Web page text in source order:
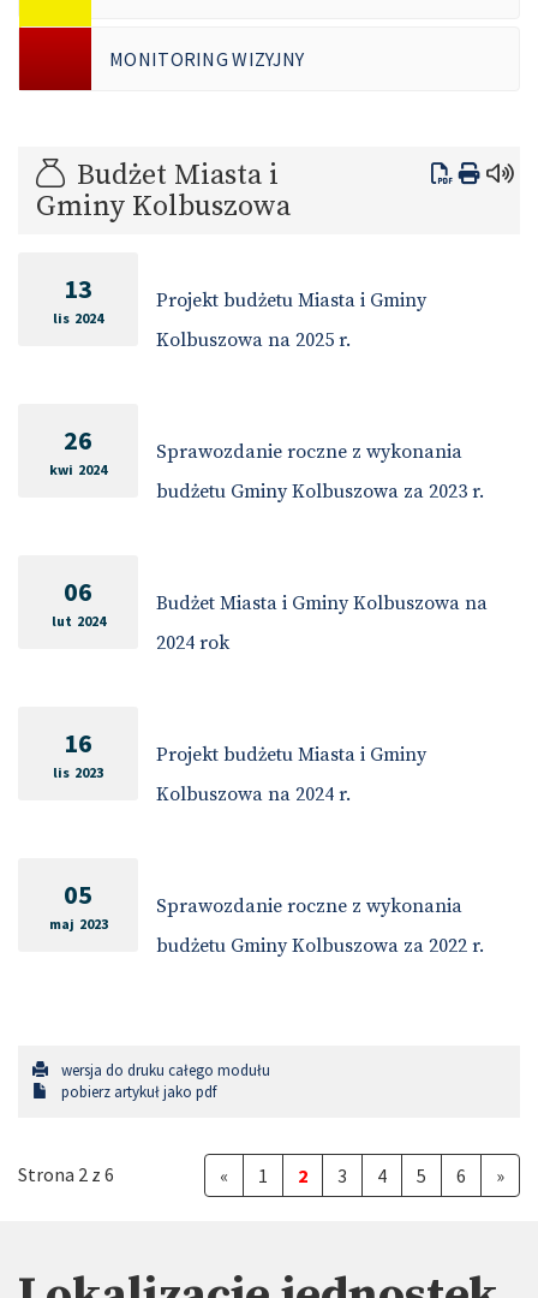
MONITORING WIZYJNY
Budżet Miasta i
Gminy Kolbuszowa
13
lis 2024
Projekt budżetu Miasta i Gminy
Kolbuszowa na 2025 r.
26
kwi 2024
Sprawozdanie roczne z wykonania
budżetu Gminy Kolbuszowa za 2023 r.
06
lut 2024
Budżet Miasta i Gminy Kolbuszowa na
2024 rok
16
lis 2023
Projekt budżetu Miasta i Gminy
Kolbuszowa na 2024 r.
05
maj 2023
Sprawozdanie roczne z wykonania
budżetu Gminy Kolbuszowa za 2022 r.
wersja do druku całego modułu
pobierz artykuł jako pdf
Strona 2 z 6 « 1 2 3 4 5 6 »